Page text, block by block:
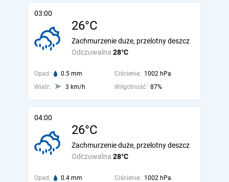
03:00
26°C
Odczuwalna 28°C
Zachmurzenie duże, przelotny deszcz
Opad: 0.5 mm Ciśnienie: 1002 hPa
Wiatr:
3 km/h Wilgotność: 87%
04:00
26°C
Odczuwalna 28°C
Zachmurzenie duże, przelotny deszcz
Opad: 0.4 mm Ciśnienie: 1002 hPa